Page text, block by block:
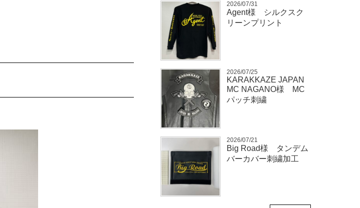
2026/07/31
Agent様 シルクスク
リーンプリント
2026/07/25
KARAKKAZE JAPAN
MC NAGANO様 MC
パッチ刺繍
2026/07/21
Big Road様 タンデム
バーカバー刺繍加工